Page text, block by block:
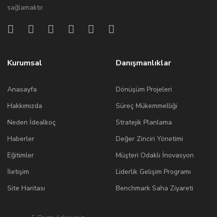
sağlamaktır.
Kurumsal
Anasayfa
Hakkımızda
Neden İdealkoç
Haberler
Eğitimler
İletişim
Site Haritası
Danışmanlıklar
Dönüşüm Projeleri
Süreç Mükemmelliği
Stratejik Planlama
Değer Zinciri Yönetimi
Müşteri Odaklı İnovasyon
Liderlik Gelişim Programı
Benchmark Saha Ziyareti